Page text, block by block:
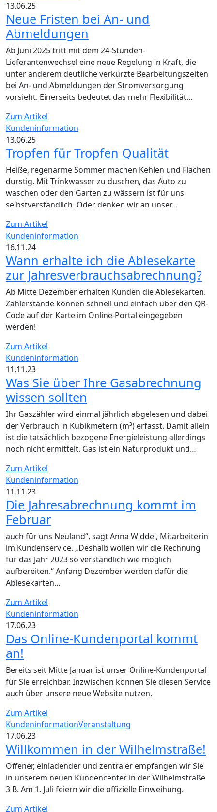
13.06.25
Neue Fristen bei An- und
Abmeldungen
Ab Juni 2025 tritt mit dem 24-Stunden-
Lieferantenwechsel eine neue Regelung in Kraft, die
unter anderem deutliche verkürzte Bearbeitungszeiten
bei An- und Abmeldungen der Stromversorgung
vorsieht. Einerseits bedeutet das mehr Flexibilität…
Zum Artikel
Kundeninformation
13.06.25
Tropfen für Tropfen Qualität
Heiße, regenarme Sommer machen Kehlen und Flächen
durstig. Mit Trinkwasser zu duschen, das Auto zu
waschen oder den Garten zu wässern ist für uns
selbstverständlich. Oder denken wir an unser…
Zum Artikel
Kundeninformation
16.11.24
Wann erhalte ich die Ablesekarte
zur Jahresverbrauchsabrechnung?
Ab Mitte Dezember erhalten Kunden die Ablesekarten.
Zählerstände können schnell und einfach über den QR-
Code auf der Karte im Online-Portal eingegeben
werden!
Zum Artikel
Kundeninformation
11.11.23
Was Sie über Ihre Gasabrechnung
wissen sollten
Ihr Gaszähler wird einmal jährlich abgelesen und dabei
der Verbrauch in Kubikmetern (m³) erfasst. Damit allein
ist die tatsächlich bezogene Energieleistung allerdings
noch nicht ermittelt. Gas ist ein Naturprodukt und…
Zum Artikel
Kundeninformation
11.11.23
Die Jahresabrechnung kommt im
Februar
auch für uns Neuland“, sagt Anna Widdel, Mitarbeiterin
im Kundenservice. „Deshalb wollen wir die Rechnung
für das Jahr 2023 so verständlich wie möglich
aufbereiten.“ Anfang Dezember werden dafür die
Ablesekarten…
Zum Artikel
Kundeninformation
17.06.23
Das Online-Kundenportal kommt
an!
Bereits seit Mitte Januar ist unser Online-Kundenportal
für Sie erreichbar. Inzwischen können Sie diesen Service
auch über unsere neue Website nutzen.
Zum Artikel
KundeninformationVeranstaltung
17.06.23
Willkommen in der Wilhelmstraße!
Offener, einladender und zentraler empfangen wir Sie
in unserem neuen Kundencenter in der Wilhelmstraße
3 B. Am 1. Juli feiern wir die offizielle Einweihung.
Zum Artikel